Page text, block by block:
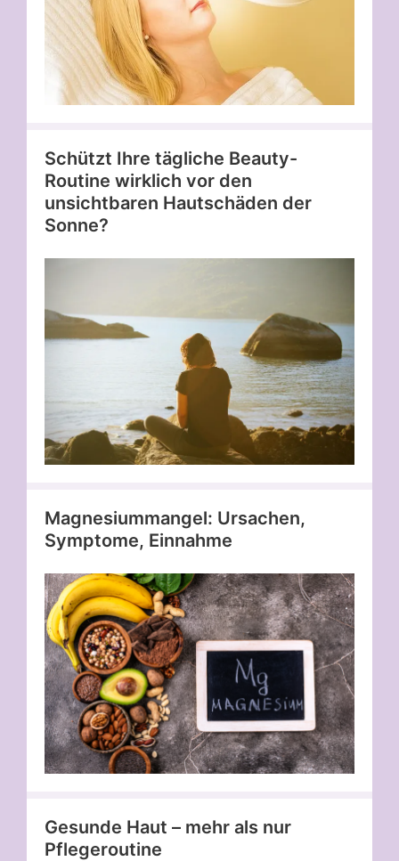
Schützt Ihre tägliche Beauty-
Routine wirklich vor den
unsichtbaren Hautschäden der
Sonne?
Magnesiummangel: Ursachen,
Symptome, Einnahme
Gesunde Haut – mehr als nur
Pflegeroutine